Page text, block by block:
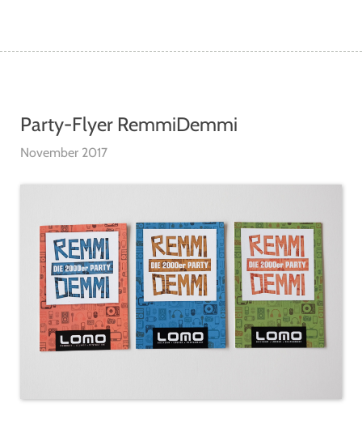
Party-Flyer RemmiDemmi
November 2017